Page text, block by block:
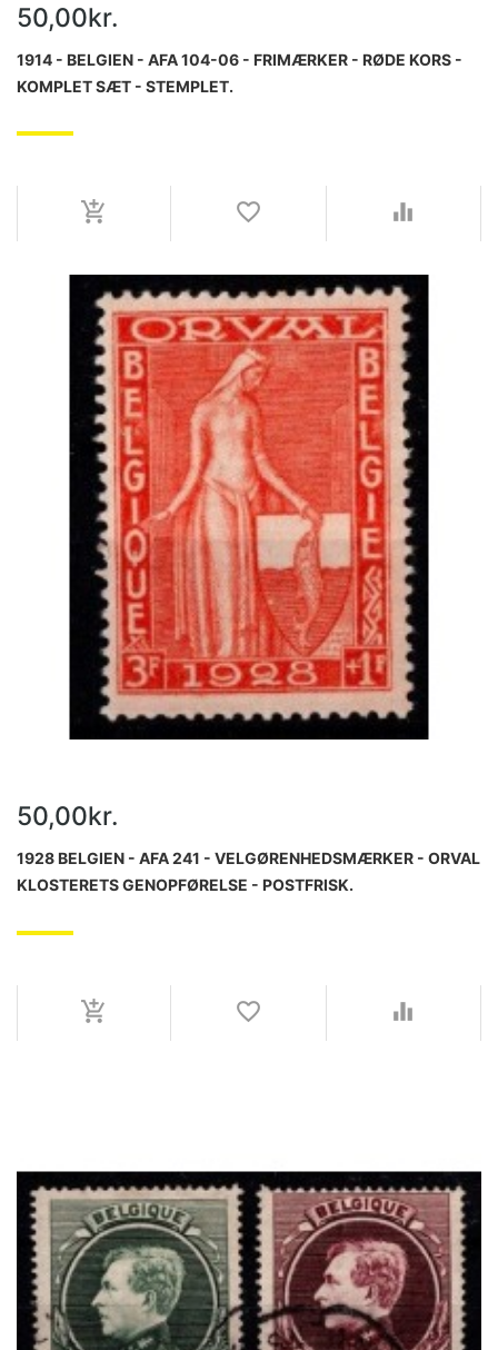
50,00kr.
1914 - BELGIEN - AFA 104-06 - FRIMÆRKER - RØDE KORS -
KOMPLET SÆT - STEMPLET.
50,00kr.
1928 BELGIEN - AFA 241 - VELGØRENHEDSMÆRKER - ORVAL
KLOSTERETS GENOPFØRELSE - POSTFRISK.